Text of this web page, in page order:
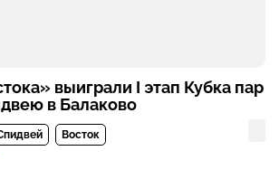
выиграли I этап Кубка пар
в Балаково
Восток